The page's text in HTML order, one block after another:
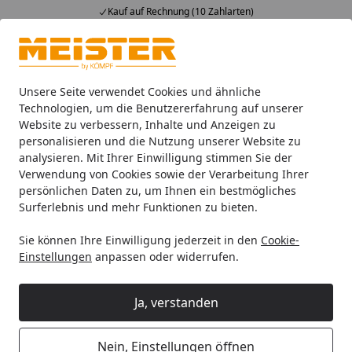
Unsere Seite verwendet Cookies und ähnliche
Technologien, um die Benutzererfahrung auf unserer
Website zu verbessern, Inhalte und Anzeigen zu
personalisieren und die Nutzung unserer Website zu
analysieren. Mit Ihrer Einwilligung stimmen Sie der
Verwendung von Cookies sowie der Verarbeitung Ihrer
persönlichen Daten zu, um Ihnen ein bestmögliches
Surferlebnis und mehr Funktionen zu bieten.
Sie können Ihre Einwilligung jederzeit in den Cookie-
Einstellungen anpassen oder widerrufen.
Ja, verstanden
Nein, Einstellungen öffnen
Kauf auf Rechnung (10 Zahlarten)
Alle Produkte
Mein Konto
Suchen
Startseite
Leisten Meister Deckenleisten Meister Hohlkehlleisten
MEISTER Hohlkehlleiste 2380 x 22 x
22 mm 20127 Silver linings